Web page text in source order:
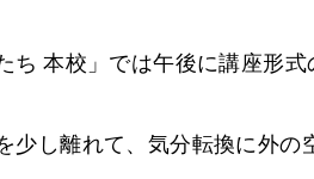
ち 本校」では午後に講座形
少し離れて、気分転換に外